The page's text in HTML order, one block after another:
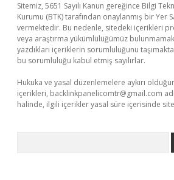
Sitemiz, 5651 Sayılı Kanun gereğince Bilgi
Kurumu (BTK) tarafından onaylanmış bir Yer
vermektedir. Bu nedenle, sitedeki içerikleri
veya araştırma yükümlülüğümüz
yazdıkları içeriklerin sorumluluğunu
bu sorumluluğu kabul etmiş sayılırlar.
Hukuka ve yasal düzenlemelere aykırı
içerikleri, backlinkpanelicomtr@gmail.com
halinde, ilgili içerikler yasal süre içerisinde